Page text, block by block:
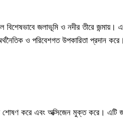
বিশেষভাবে জলাভূমি ও নদীর তীরে
ও পরিবেশগত উপকারিতা প্রদান করে।
শোষণ করে এবং অক্সিজেন মুক্ত করে। এটি